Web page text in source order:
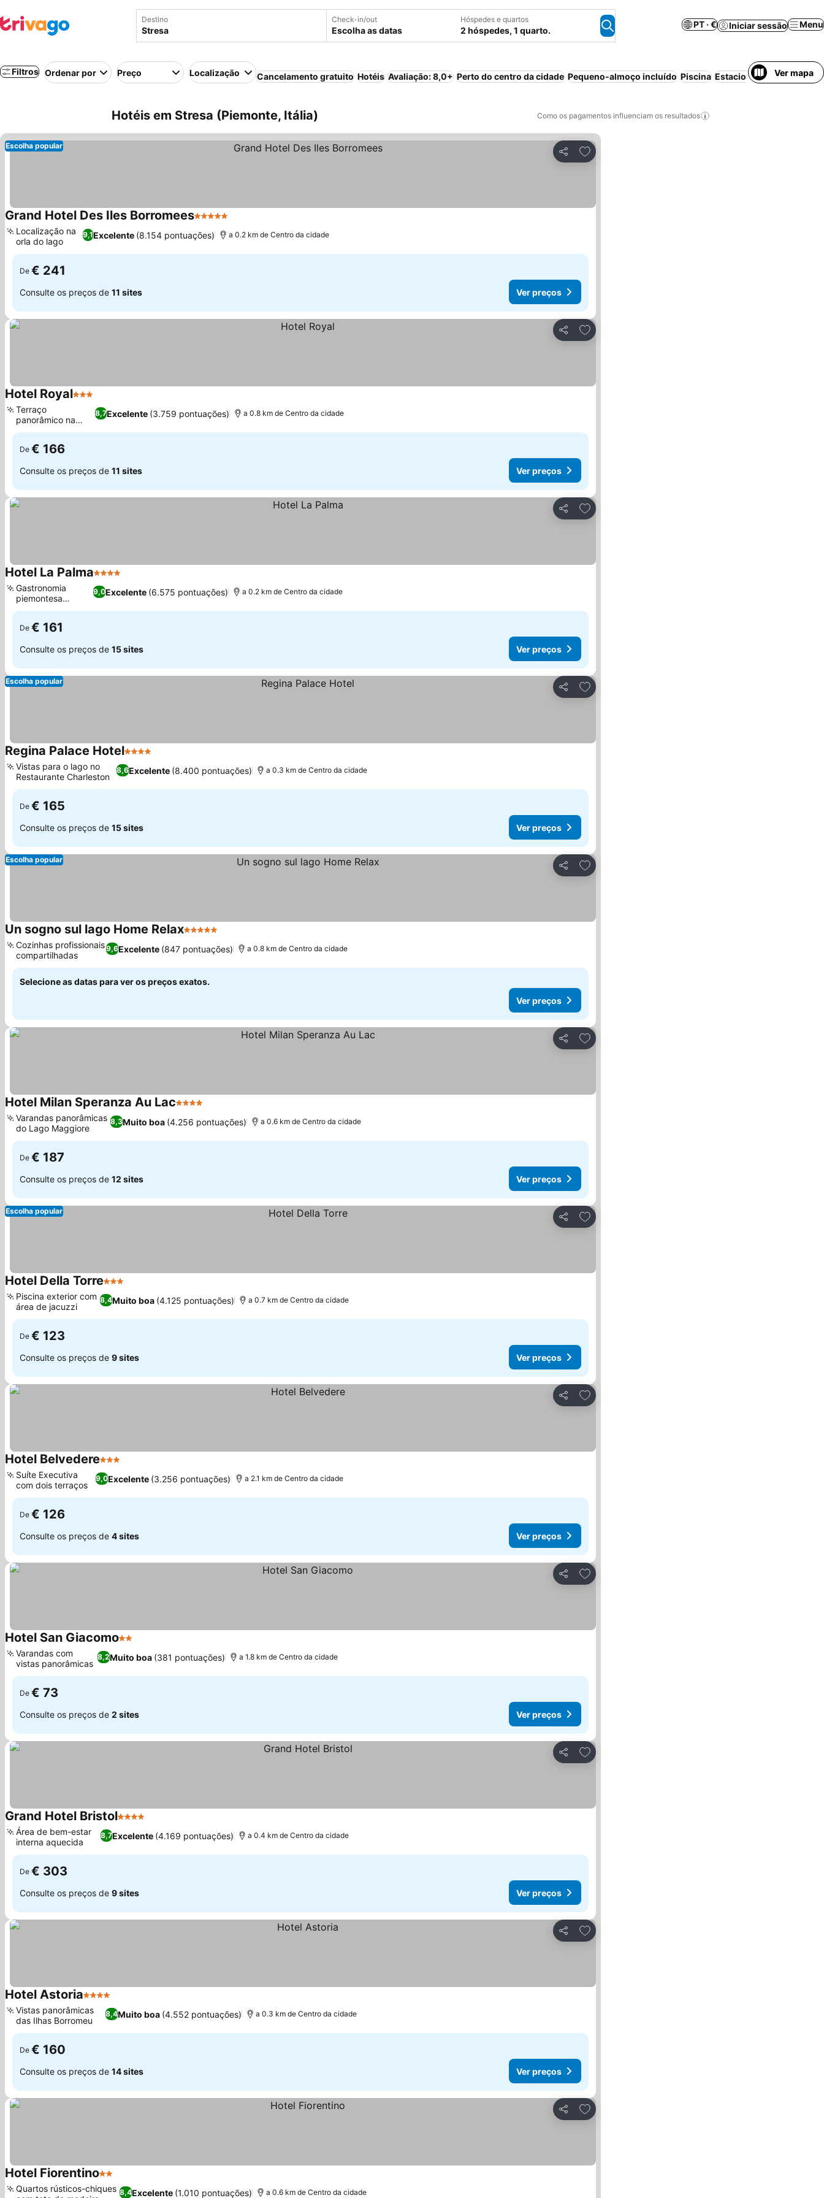
Destino Check-in/out
Escolha as datas
Hóspedes e quartos
2 hóspedes, 1 quarto.
PT · € Iniciar sessão Menu
Filtros Ordenar por Preço Localização Cancelamento gratuito Hotéis Avaliação: 8,0+ Perto do centro da cidade Pequeno-almoço incluído Piscina Estacionamento Ar
Ver mapa
Hotéis em Stresa (Piemonte, Itália) Como os pagamentos influenciam os resultados
Partilhar
Adicionar aos favoritos
Escolha popular
Grand Hotel Des Iles Borromees5 Estrelas
9,1Excelente (8.154 pontuações)
Localização na
orla do lago
a 0.2 km de Centro da cidade
De € 241
Consulte os preços de 11 sites Ver preços
Partilhar
Adicionar aos favoritos
Hotel Royal3 Estrelas
8,7Excelente (3.759 pontuações)
Terraço
panorâmico na
cobertura
a 0.8 km de Centro da cidade
De € 166
Consulte os preços de 11 sites Ver preços
Partilhar
Adicionar aos favoritos
Hotel La Palma4 Estrelas
9,0Excelente (6.575 pontuações)
Gastronomia
piemontesa
criativa
a 0.2 km de Centro da cidade
De € 161
Consulte os preços de 15 sites Ver preços
Partilhar
Adicionar aos favoritos
Escolha popular
Regina Palace Hotel4 Estrelas
8,6Excelente (8.400 pontuações)
Vistas para o lago no
Restaurante Charleston
a 0.3 km de Centro da cidade
De € 165
Consulte os preços de 15 sites Ver preços
Partilhar
Adicionar aos favoritos
Escolha popular
Un sogno sul lago Home Relax5 Estrelas
9,6Excelente (847 pontuações)
Cozinhas profissionais
compartilhadas
a 0.8 km de Centro da cidade
Selecione as datas para ver os preços exatos.
Ver preços
Partilhar
Adicionar aos favoritos
Hotel Milan Speranza Au Lac4 Estrelas
8,3Muito boa (4.256 pontuações)
Varandas panorâmicas
do Lago Maggiore
a 0.6 km de Centro da cidade
De € 187
Consulte os preços de 12 sites Ver preços
Partilhar
Adicionar aos favoritos
Escolha popular
Hotel Della Torre3 Estrelas
8,4Muito boa (4.125 pontuações)
Piscina exterior com
área de jacuzzi
a 0.7 km de Centro da cidade
De € 123
Consulte os preços de 9 sites Ver preços
Partilhar
Adicionar aos favoritos
Hotel Belvedere3 Estrelas
9,0Excelente (3.256 pontuações)
Suíte Executiva
com dois terraços
a 2.1 km de Centro da cidade
De € 126
Consulte os preços de 4 sites Ver preços
Partilhar
Adicionar aos favoritos
Hotel San Giacomo2 Estrelas
8,2Muito boa (381 pontuações)
Varandas com
vistas panorâmicas
a 1.8 km de Centro da cidade
De € 73
Consulte os preços de 2 sites Ver preços
Partilhar
Adicionar aos favoritos
Grand Hotel Bristol4 Estrelas
8,7Excelente (4.169 pontuações)
Área de bem-estar
interna aquecida
a 0.4 km de Centro da cidade
De € 303
Consulte os preços de 9 sites Ver preços
Partilhar
Adicionar aos favoritos
Hotel Astoria4 Estrelas
8,4Muito boa (4.552 pontuações)
Vistas panorâmicas
das Ilhas Borromeu
a 0.3 km de Centro da cidade
De € 160
Consulte os preços de 14 sites Ver preços
Partilhar
Adicionar aos favoritos
Hotel Fiorentino2 Estrelas
8,4Excelente (1.010 pontuações)
Quartos rústicos-chiques
a 0.6 km de Centro da cidade